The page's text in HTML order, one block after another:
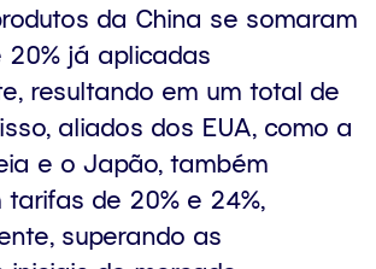
da China se somaram
já aplicadas
resultando em um total de
aliados dos EUA, como a
e o Japão, também
de 20% e 24%,
superando as